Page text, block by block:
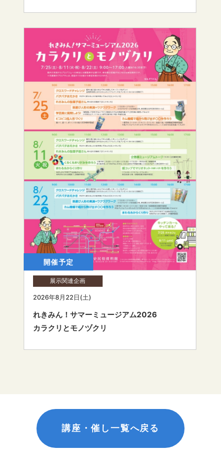
開催予定
展示関連企画
2026年8月22日(土)
れきみん！サマーミュージアム2026
カラクリとモノヅクリ
講座・催し一覧へ戻る